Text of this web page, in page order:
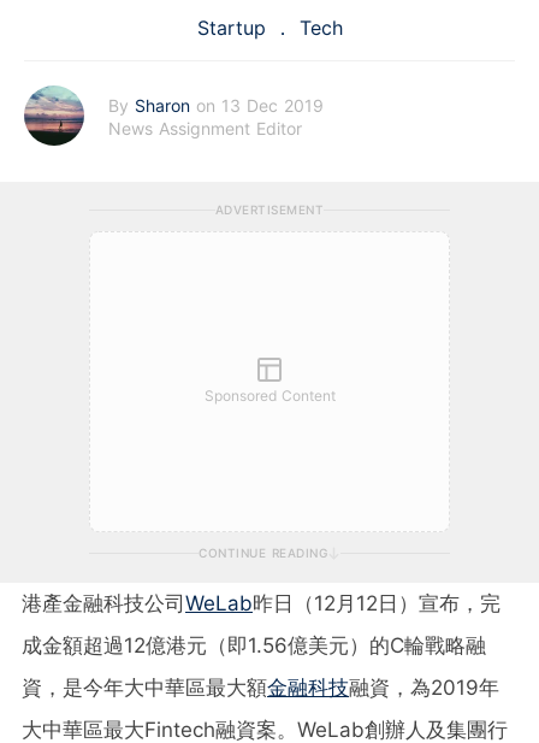
Startup Tech
By Sharon on 13 Dec 2019
News Assignment Editor
ADVERTISEMENT
Sponsored Content
CONTINUE READING
港產金融科技公司WeLab昨日（12月12日）宣布，完
成金額超過12億港元（即1.56億美元）的C輪戰略融
資，是今年大中華區最大額金融科技融資，為2019年
大中華區最大Fintech融資案。WeLab創辦人及集團行